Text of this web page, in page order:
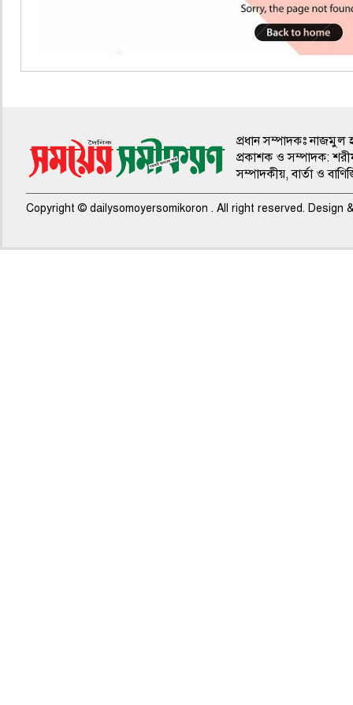
প্রধান সম্পাদকঃ নাজমুল
প্রকাশক ও সম্পাদক:
সম্পাদকীয়, বার্তা ও
Copyright © dailysomoyersomikoron . All right reserved. Design